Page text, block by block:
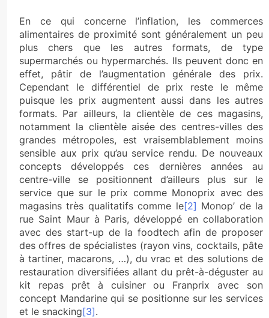
En ce qui concerne l’inflation, les commerces
alimentaires de proximité sont généralement un peu
plus chers que les autres formats, de type
supermarchés ou hypermarchés. Ils peuvent donc en
effet, pâtir de l’augmentation générale des prix.
Cependant le différentiel de prix reste le même
puisque les prix augmentent aussi dans les autres
formats. Par ailleurs, la clientèle de ces magasins,
notamment la clientèle aisée des centres-villes des
grandes métropoles, est vraisemblablement moins
sensible aux prix qu’au service rendu. De nouveaux
concepts développés ces dernières années au
centre-ville se positionnent d’ailleurs plus sur le
service que sur le prix comme Monoprix avec des
magasins très qualitatifs comme le[2] Monop’ de la
rue Saint Maur à Paris, développé en collaboration
avec des start-up de la foodtech afin de proposer
des offres de spécialistes (rayon vins, cocktails, pâte
à tartiner, macarons, …), du vrac et des solutions de
restauration diversifiées allant du prêt-à-déguster au
kit repas prêt à cuisiner ou Franprix avec son
concept Mandarine qui se positionne sur les services
et le snacking[3].